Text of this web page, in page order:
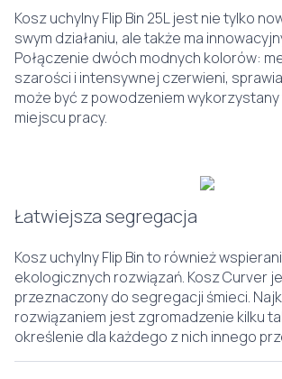
Kosz uchylny Flip Bin 25L jest nie tylko
swym działaniu, ale także ma
Połączenie dwóch modnych kolorów:
szarości i intensywnej czerwieni,
może być z powodzeniem wykorzystany
miejscu pracy.
Łatwiejsza segregacja
Kosz uchylny Flip Bin to również
ekologicznych rozwiązań. Kosz Curver
przeznaczony do segregacji śmieci.
rozwiązaniem jest zgromadzenie kilku
określenie dla każdego z nich innego